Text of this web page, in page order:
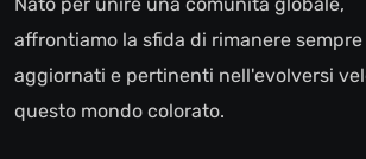
affrontiamo la sfida di rimanere sempre
aggiornati e pertinenti nell'evolversi
questo mondo colorato.